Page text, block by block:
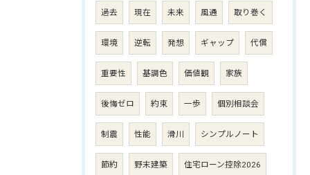
過去 現在 未来 風通 取り巻く
環境 逆転 発想 ギャップ 代償
重要性 基調色 価値観 家族
後悔ゼロ 約束 一歩 個別相談会
制震 性能 滑川 シンプルノート
節約 野末建築 住宅ローン控除2026